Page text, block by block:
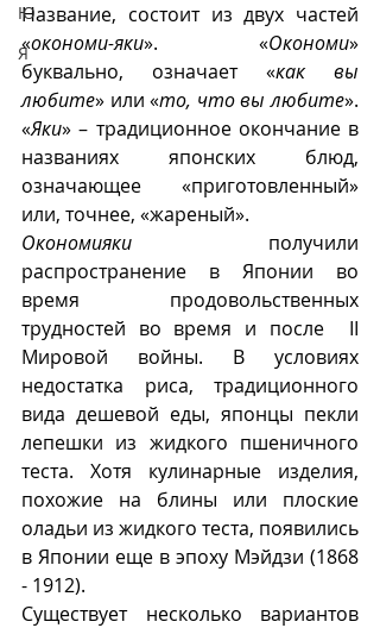
Ю
Я
Название, состоит из двух частей
«окономи-яки». «Окономи»
буквально, означает «как вы
любите» или «то, что вы любите».
«Яки» – традиционное окончание в
названиях японских блюд,
означающее «приготовленный»
или, точнее, «жареный».
Окономияки получили
распространение в Японии во
время продовольственных
трудностей во время и после  II
Мировой войны. В условиях
недостатка риса, традиционного
вида дешевой еды, японцы пекли
лепешки из жидкого пшеничного
теста. Хотя кулинарные изделия,
похожие на блины или плоские
оладьи из жидкого теста, появились
в Японии еще в эпоху Мэйдзи (1868
- 1912).